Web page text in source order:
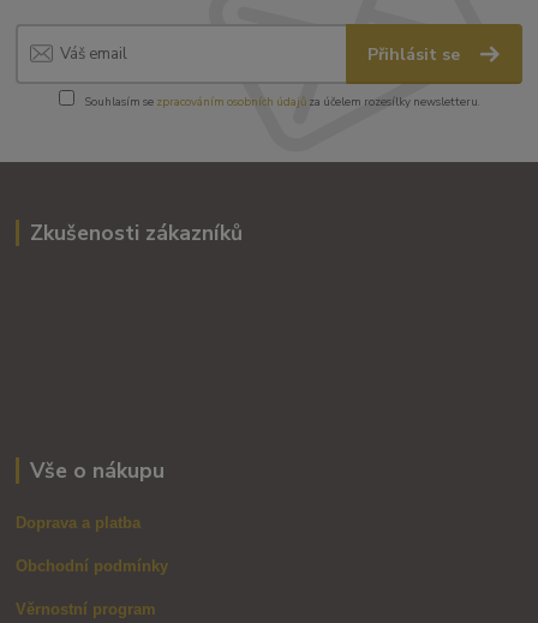
Přihlásit se
Souhlasím se zpracováním osobních údajůza účelem rozesílky newsletteru.
Zkušenosti zákazníků
Vše o nákupu
Doprava a platba
Obchodní podmínky
Věrnostní program